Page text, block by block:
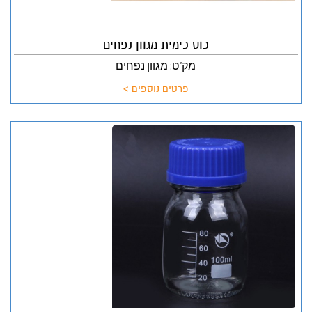
כוס כימית מגוון נפחים
מק"ט: מגוון נפחים
פרטים נוספים >